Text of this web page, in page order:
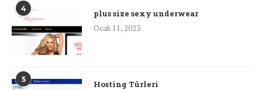
4
plus size sexy underwear
Ocak 11, 2023
5
Hosting Türleri